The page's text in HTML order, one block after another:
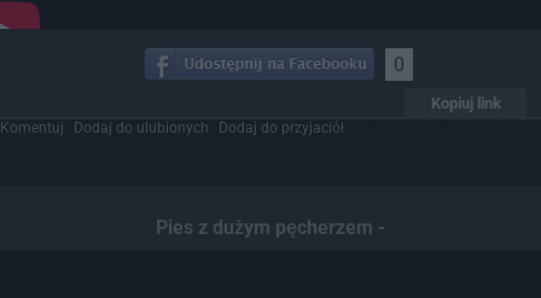
0
Kopiuj link
Komentuj Dodaj do ulubionych Dodaj do przyjaciół
Pies z dużym pęcherzem -